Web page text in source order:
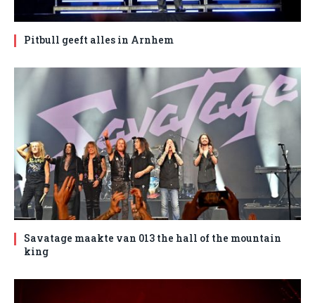
Pitbull geeft alles in Arnhem
Savatage maakte van 013 the hall of the mountain
king